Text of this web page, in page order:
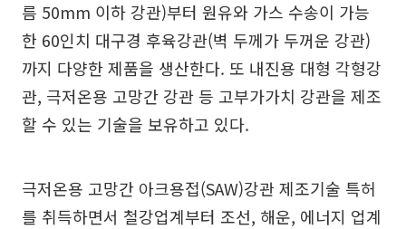
름 50mm 이하 강관)부터 원유와 가스 수송이 가능
한 60인치 대구경 후육강관(벽 두께가 두꺼운 강관)
까지 다양한 제품을 생산한다. 또 내진용 대형 각형강
관, 극저온용 고망간 강관 등 고부가가치 강관을 제조
할 수 있는 기술을 보유하고 있다.
극저온용 고망간 아크용접(SAW)강관 제조기술 특허
를 취득하면서 철강업계부터 조선, 해운, 에너지 업계